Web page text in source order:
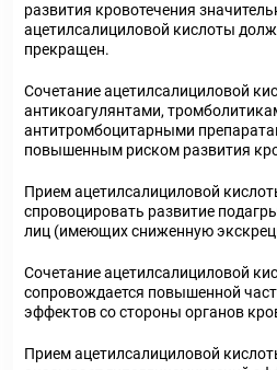
развития кровотечения
ацетилсалициловой кислоты
прекращен.
Сочетание ацетилсалициловой
антикоагулянтами,
антитромбоцитарными
повышенным риском развития
Прием ацетилсалициловой
спровоцировать развитие
лиц (имеющих сниженную
Сочетание ацетилсалициловой
сопровождается повышенной
эффектов со стороны органов
Прием ацетилсалициловой